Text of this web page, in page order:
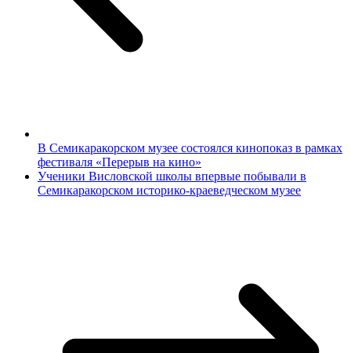
В Семикаракорском музее состоялся кинопоказ в рамках
фестиваля «Перерыв на кино»
Ученики Висловской школы впервые побывали в
Семикаракорском историко-краеведческом музее